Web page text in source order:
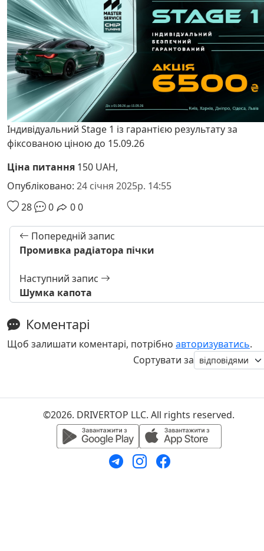
Індивідуальний Stage 1 із гарантією результату за
фіксованою ціною до 15.09.26
Ціна питання 150 UAH,
Опубліковано: 24 січня 2025р. 14:55
28
0 00
Попередній запис
Промивка радіатора пічки
Наступний запис
Шумка капота
Коментарі
Щоб залишати коментарі, потрібно авторизуватись.
Сортувати за
©2026. DRIVERTOP LLC. All rights reserved.